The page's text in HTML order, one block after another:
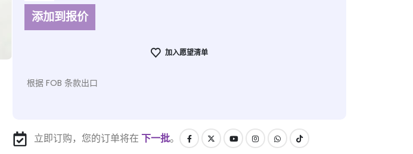
添加到报价
加入愿望清单
根据 FOB 条款出口
立即订购，您的订单将在下一批。